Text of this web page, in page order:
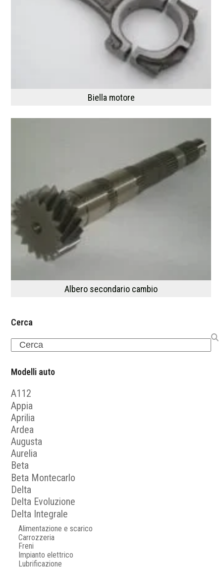
Biella motore
Albero secondario cambio
Cerca
Search
Modelli auto
A112
Appia
Aprilia
Ardea
Augusta
Aurelia
Beta
Beta Montecarlo
Delta
Delta Evoluzione
Delta Integrale
Alimentazione e scarico
Carrozzeria
Freni
Impianto elettrico
Lubrificazione